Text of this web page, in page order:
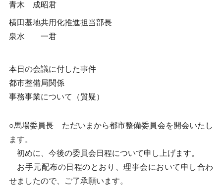
青木 成昭君
横田基地共用化推進担当部長
泉水 一君
本日の会議に付した事件
都市整備局関係
事務事業について（質疑）
○馬場委員長 ただいまから都市整備委員会を開会いたし
ます。
初めに、今後の委員会日程について申し上げます。
お手元配布の日程のとおり、理事会において申し合わ
せましたので、ご了承願います。